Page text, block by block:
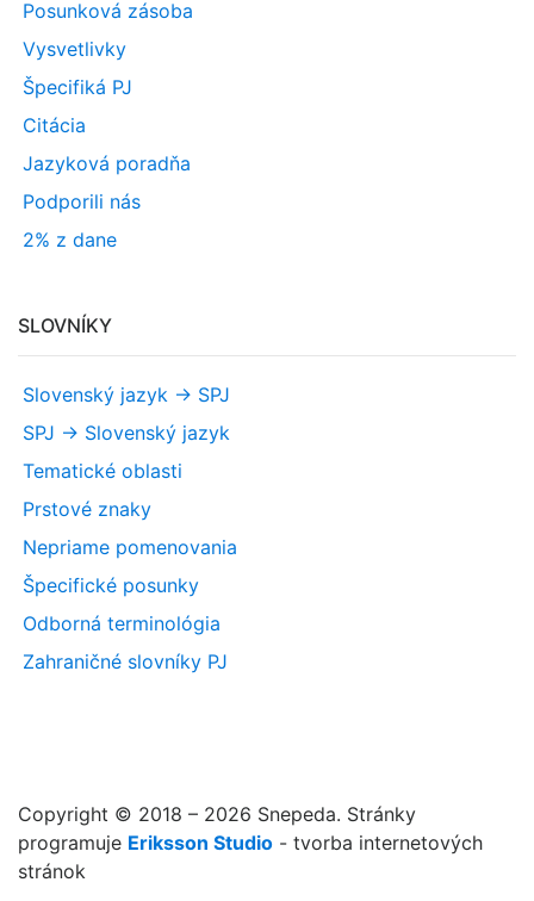
Posunková zásoba
Vysvetlivky
Špecifiká PJ
Citácia
Jazyková poradňa
Podporili nás
2% z dane
SLOVNÍKY
Slovenský jazyk -> SPJ
SPJ -> Slovenský jazyk
Tematické oblasti
Prstové znaky
Nepriame pomenovania
Špecifické posunky
Odborná terminológia
Zahraničné slovníky PJ
Copyright © 2018 – 2026 Snepeda. Stránky
programuje Eriksson Studio - tvorba internetových
stránok